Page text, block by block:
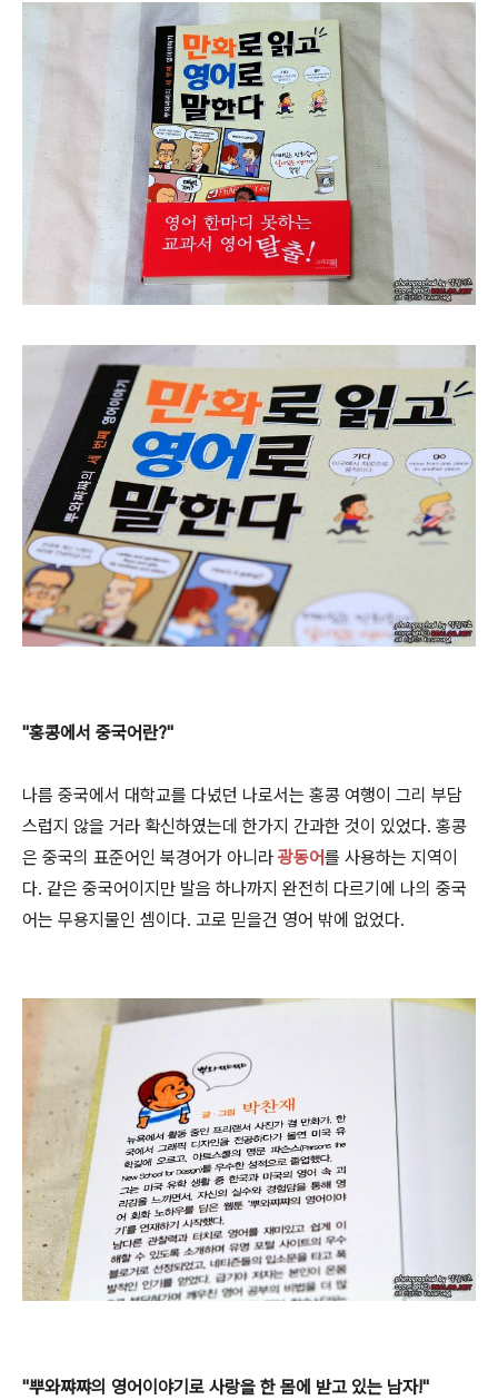
"홍콩에서 중국어란?"
나름 중국에서 대학교를 다녔던 나로서는 홍콩 여행이 그리 부담
스럽지 않을 거라 확신하였는데 한가지 간과한 것이 있었다. 홍콩
은 중국의 표준어인 북경어가 아니라광동어를 사용하는 지역이
다. 같은 중국어이지만 발음 하나까지 완전히 다르기에 나의 중국
어는 무용지물인 셈이다. 고로 믿을건 영어 밖에 없었다.
"뿌와쨔쨔의 영어이야기로 사랑을 한 몸에 받고 있는 남자!"